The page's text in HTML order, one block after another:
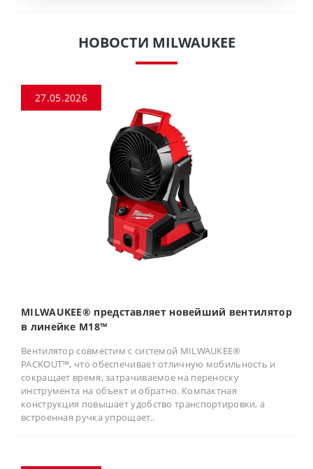
НОВОСТИ MILWAUKEE
27.05.2026
MILWAUKEE® представляет новейший вентилятор
в линейке M18™
Вентилятор совместим с системой MILWAUKEE®
PACKOUT™, что обеспечивает отличную мобильность и
сокращает время, затрачиваемое на переноску
инструмента на объект и обратно. Компактная
конструкция повышает удобство транспортировки, а
встроенная ручка упрощает..